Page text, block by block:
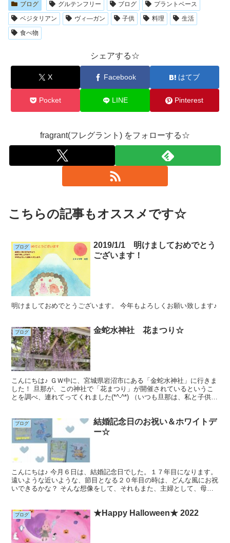
ブログ グルテンフリー ブログ
プラントベース
ベジタリアン
ヴィ―ガン 子供 料理
生活
食べ物
シェアする☆
X Facebook はてブ
Pocket LINE Pinterest
fragrant(フレグラント) をフォローする☆
こちらの記事もオススメです☆
ブログ
2019/1/1 明けましておめでとう
ございます！
明けましておめでとうございます。 今年もよろしくお願い致します♪
ブログ 金蛇水神社 花まつり☆
こんにちは♪ ＧＷ中に、宮城県岩沼市にある「金蛇水神社」に行きま
した！ 旦那が、この神社で「花まつり」が開催されているというこ
とを調べ、連れてってくれました(*^-^*) （いつも旦那は、私と子供が
ブログ
結婚記念日のお祝い＆ホワイトデ
ー☆
こんにちは♪ 今月６日は、結婚記念日でした。１７年目になります。
遠いような近いような、節目となる２０年目の時は、どんな風にお祝
いできるかな？ そんな想像をして、それもまた、主婦として、母と
ブログ ★Happy Halloween★ 2022